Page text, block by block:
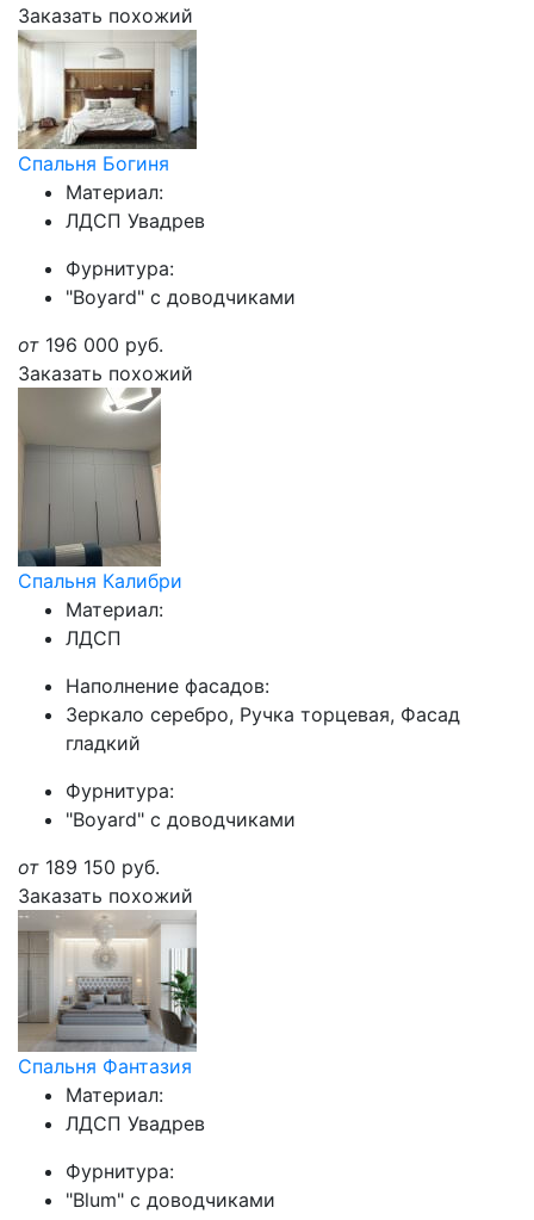
Заказать похожий
Спальня Богиня
Материал:
ЛДСП Увадрев
Фурнитура:
"Boyard" с доводчиками
от 196 000 руб.
Заказать похожий
Спальня Калибри
Материал:
ЛДСП
Наполнение фасадов:
Зеркало серебро, Ручка торцевая, Фасад
гладкий
Фурнитура:
"Boyard" с доводчиками
от 189 150 руб.
Заказать похожий
Спальня Фантазия
Материал:
ЛДСП Увадрев
Фурнитура:
"Blum" с доводчиками